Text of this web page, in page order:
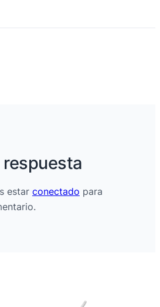
respuesta
estar conectado para